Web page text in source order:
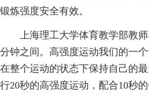
锻炼强度安全有效。
上海理工大学体育教学部教师
分钟之间。高强度运动我们的一
在整个运动的状态下保持自己的
行20秒的高强度运动，配合10秒